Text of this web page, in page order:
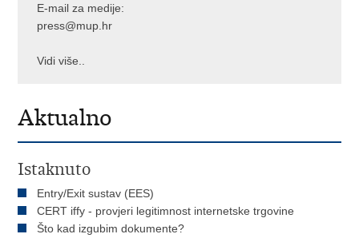
E-mail za medije:
press@mup.hr
Vidi više..
Aktualno
Istaknuto
Entry/Exit sustav (EES)
CERT iffy - provjeri legitimnost internetske trgovine
Što kad izgubim dokumente?